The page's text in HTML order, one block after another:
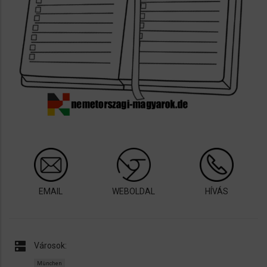
EMAIL WEBOLDAL HÍVÁS
dns Városok:
München